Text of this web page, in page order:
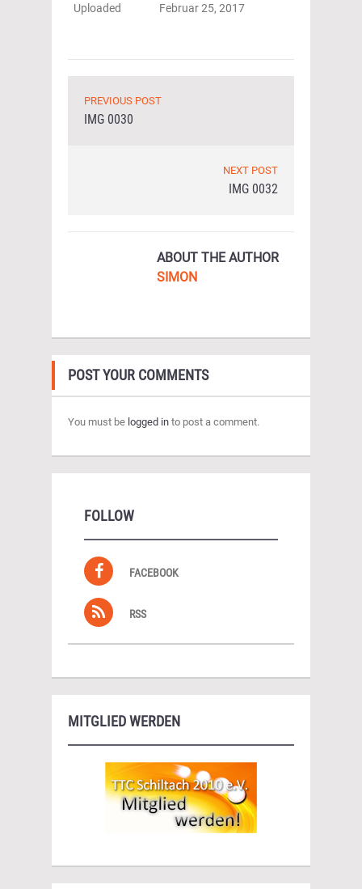
Uploaded
Februar 25, 2017
PREVIOUS POST
IMG 0030
NEXT POST
IMG 0032
ABOUT THE AUTHOR
SIMON
POST YOUR COMMENTS
You must be logged in to post a comment.
FOLLOW
FACEBOOK
RSS
MITGLIED WERDEN